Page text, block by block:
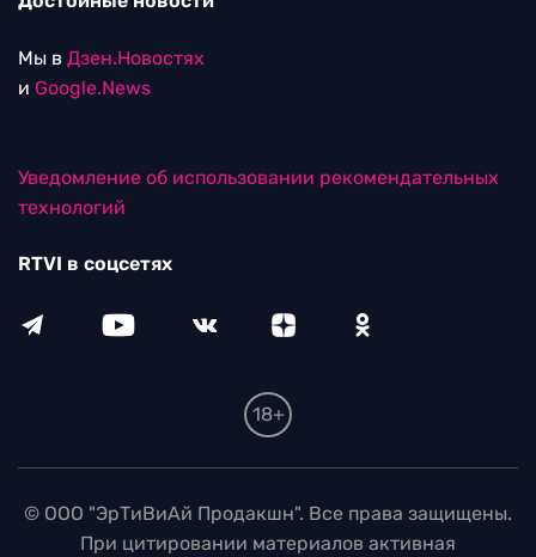
Мы в Дзен.Новостях
и Google.News
Уведомление об использовании рекомендательных
технологий
RTVI в соцсетях
18+
© ООО "ЭрТиВиАй Продакшн". Все права защищены.
При цитировании материалов активная